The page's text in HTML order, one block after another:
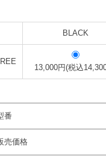
BLACK
13,000円(税込
番
売価格